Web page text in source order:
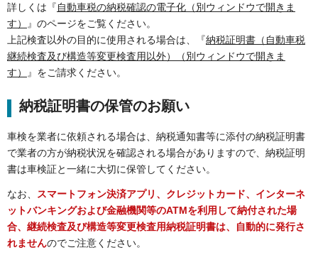
詳しくは『自動車税の納税確認の電子化（別ウィンドウで開きま
す） 』のページをご覧ください。
上記検査以外の目的に使用される場合は、『納税証明書（自動車税
継続検査及び構造等変更検査用以外）（別ウィンドウで開きま
す） 』をご請求ください。
納税証明書の保管のお願い
車検を業者に依頼される場合は、納税通知書等に添付の納税証明書
で業者の方が納税状況を確認される場合がありますので、納税証明
書は車検証と一緒に大切に保管してください。
なお、
スマートフォン決済アプリ、クレジットカード、インターネ
ットバンキングおよび金融機関等のATMを利用して納付された場
合、継続検査及び構造等変更検査用納税証明書は、自動的に発行さ
れませんのでご注意ください。